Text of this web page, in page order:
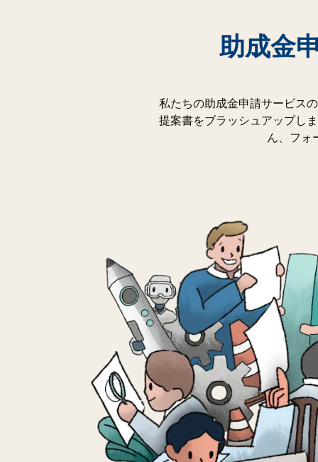
助成金
私たちの助成金申請サービス
提案書をブラッシュアップし
ん、フォ